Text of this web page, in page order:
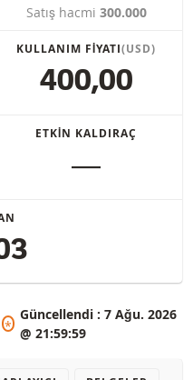
Satış hacmi 300.000
KULLANIM FIYATI(USD)
400,00
ETKIN KALDIRAÇ
―
*
Güncellendi : 7 Ağu. 2026
@ 21:59:59